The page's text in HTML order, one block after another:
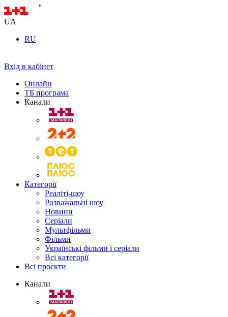
UA
RU
Вхід в кабінет
Онлайн
ТБ програма
Канали
Категорії
Реаліті-шоу
Розважальні шоу
Новини
Серіали
Мультфільми
Фільми
Українські фільми і серіали
Всі категорії
Всі проєкти
Канали